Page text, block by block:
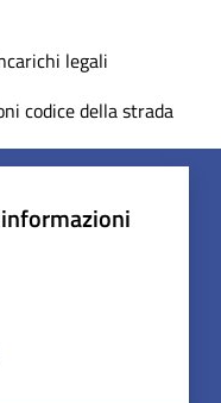
legali
codice della strada